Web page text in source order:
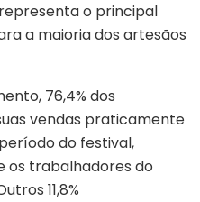
o principal
a maioria dos artesãos
76,4% dos
vendas praticamente
do festival,
os trabalhadores do
11,8%